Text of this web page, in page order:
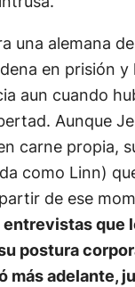
una alemana
en prisión y
aun cuando
Aunque
carne propia,
como Linn)
de ese
que
postura
más adelante,